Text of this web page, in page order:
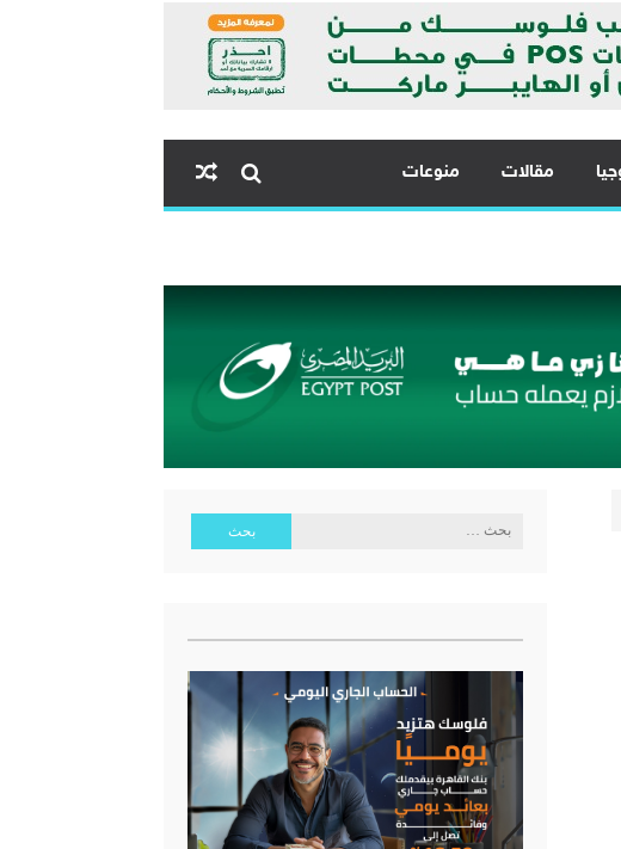
مقالات منوعات
تحت رعاية البنك المركزي المصري
البحث